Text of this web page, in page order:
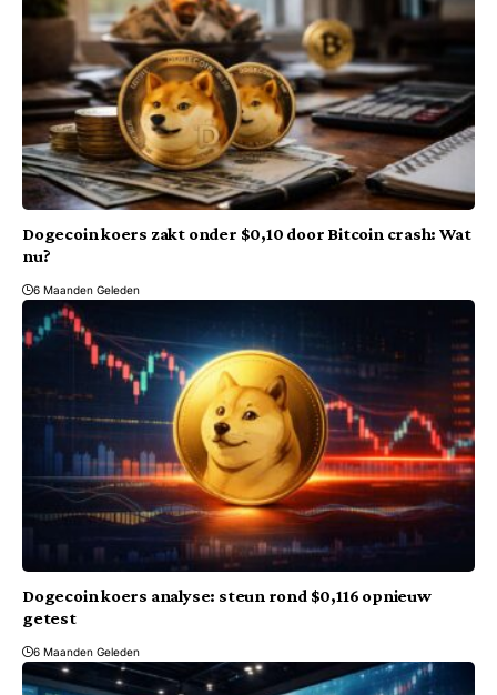
Dogecoin koers zakt onder $0,10 door Bitcoin crash: Wat
nu?
6 Maanden Geleden
Dogecoin koers analyse: steun rond $0,116 opnieuw
getest
6 Maanden Geleden